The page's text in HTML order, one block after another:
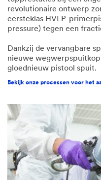
Spuitsysteem voor
Het 3M™ Performance
topprestaties bij een
revolutionaire ontwerp
eersteklas HVLP-
pressure) tegen een